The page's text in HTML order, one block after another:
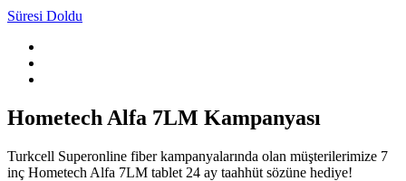
Süresi Doldu
Hometech Alfa 7LM Kampanyası
Turkcell Superonline fiber kampanyalarında olan müşterilerimize 7
inç Hometech Alfa 7LM tablet 24 ay taahhüt sözüne hediye!